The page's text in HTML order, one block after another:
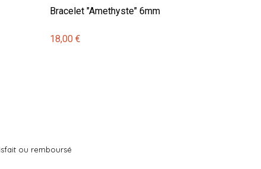
Bracelet "Amethyste" 6mm
18,00 €
ou remboursé